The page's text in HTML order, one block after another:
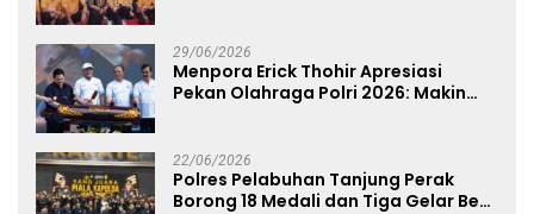
29/06/2026
Menpora Erick Thohir Apresiasi
Pekan Olahraga Polri 2026: Makin
22/06/2026
Polres Pelabuhan Tanjung Perak
Borong 18 Medali dan Tiga Gelar Best